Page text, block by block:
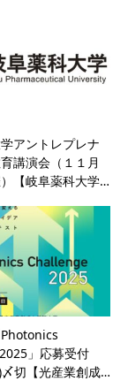
アントレプレナ
講演会（１１月
【岐阜薬科大学…
」応募受付
切【光産業創成…